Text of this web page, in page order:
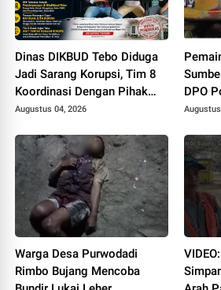
Dinas DIKBUD Tebo Diduga
Jadi Sarang Korupsi, Tim 8
Koordinasi Dengan Pihak
Kejari Tebo
Augustus 04, 2026
DPO
Warga Desa Purwodadi
Rimbo Bujang Mencoba